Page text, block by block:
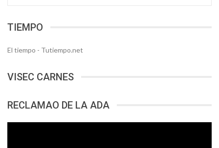
TIEMPO
El tiempo - Tutiempo.net
VISEC CARNES
RECLAMAO DE LA ADA